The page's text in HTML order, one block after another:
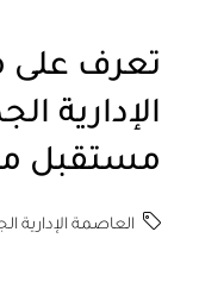
تعرف على
الإدارية
مستقبل
العاصمة الإدارية الجديدة